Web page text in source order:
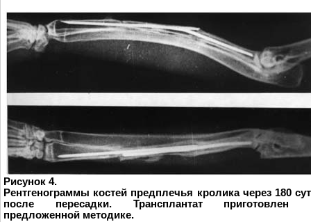
Рисунок 4.
Рентгенограммы костей предплечья кролика через 180
после пересадки. Трансплантат приготовлен
предложенной методике.